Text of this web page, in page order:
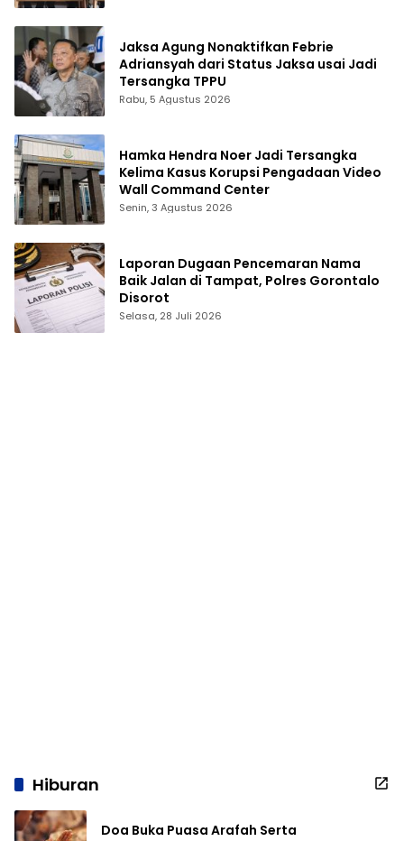
Jaksa Agung Nonaktifkan Febrie
Adriansyah dari Status Jaksa usai Jadi
Tersangka TPPU
Rabu, 5 Agustus 2026
Hamka Hendra Noer Jadi Tersangka
Kelima Kasus Korupsi Pengadaan Video
Wall Command Center
Senin, 3 Agustus 2026
Laporan Dugaan Pencemaran Nama
Baik Jalan di Tampat, Polres Gorontalo
Disorot
Selasa, 28 Juli 2026
Hiburan
Doa Buka Puasa Arafah Serta